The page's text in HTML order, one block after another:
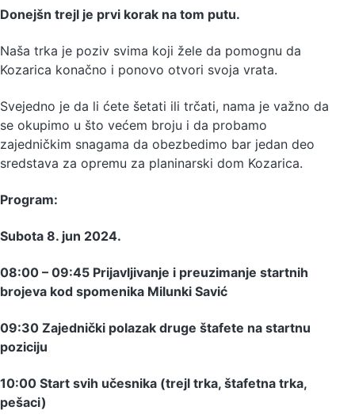
Donejšn trejl je prvi korak na tom putu.
Naša trka je poziv svima koji žele da pomognu da
Kozarica konačno i ponovo otvori svoja vrata.
Svejedno je da li ćete šetati ili trčati, nama je važno da
se okupimo u što većem broju i da probamo
zajedničkim snagama da obezbedimo bar jedan deo
sredstava za opremu za planinarski dom Kozarica.
Program:
Subota 8. jun 2024.
08:00 – 09:45 Prijavljivanje i preuzimanje startnih
brojeva kod spomenika Milunki Savić
09:30 Zajednički polazak druge štafete na startnu
poziciju
10:00 Start svih učesnika (trejl trka, štafetna trka,
pešaci)